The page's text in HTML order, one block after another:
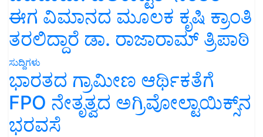
ಈಗ ವಿಮಾನದ ಮೂಲಕ ಕೃಷಿ ಕ್ರಾಂತಿ
ತರಲಿದ್ದಾರೆ ಡಾ. ರಾಜಾರಾಮ್ ತ್ರಿಪಾಠಿ
ಸುದ್ದಿಗಳು
ಭಾರತದ ಗ್ರಾಮೀಣ ಆರ್ಥಿಕತೆಗೆ
FPO ನೇತೃತ್ವದ ಅಗ್ರಿವೋಲ್ಟಾಯಿಕ್ಸ್‌ನ
ಭರವಸೆ